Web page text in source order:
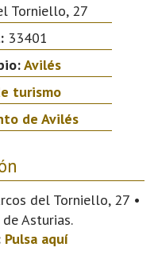
Torniello, 27
33401
Avilés
turismo
de Avilés
del Torniello, 27 •
Asturias.
Pulsa aquí